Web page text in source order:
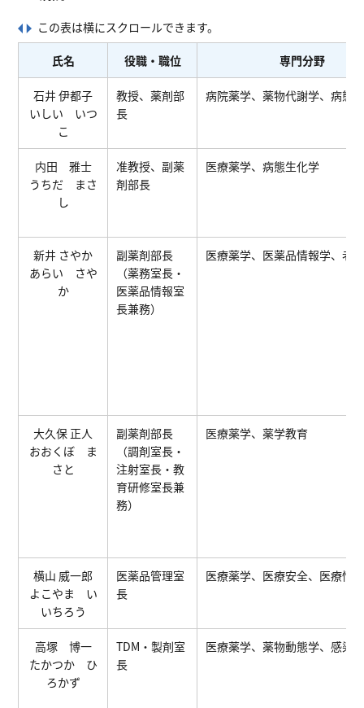
氏名 役職・職位 専門分野
石井 伊都子
いしい いつ
こ
教授、薬剤部
長
病院薬学、薬物代謝学、病態
内田 雅士
うちだ まさ
し
准教授、副薬
剤部長
医療薬学、病態生化学
新井 さやか
あらい さや
か
副薬剤部長
（薬務室長・
医薬品情報室
長兼務）
医療薬学、医薬品情報学、老
大久保 正人
おおくぼ ま
さと
副薬剤部⻑
（調剤室長・
注射室長・教
育研修室長兼
務）
医療薬学、薬学教育
横山 威一郎
よこやま い
いちろう
医薬品管理室
長
医療薬学、医療安全、医療情
⾼塚 博⼀
たかつか ひ
ろかず
TDM・製剤室
長
医療薬学、薬物動態学、感染